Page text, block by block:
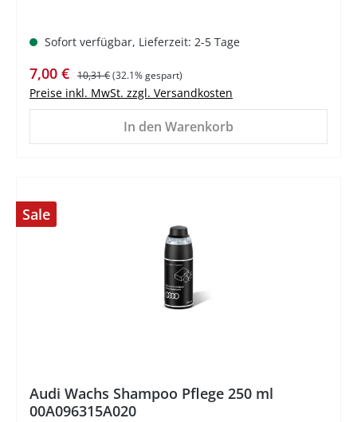
Sofort verfügbar, Lieferzeit: 2-5 Tage
Verkaufspreis:
7,00 € Regulärer Preis:
10,31 €(32.1% gespart)
Preise inkl. MwSt. zzgl. Versandkosten
In den Warenkorb
Sale
Audi Wachs Shampoo Pflege 250 ml
00A096315A020